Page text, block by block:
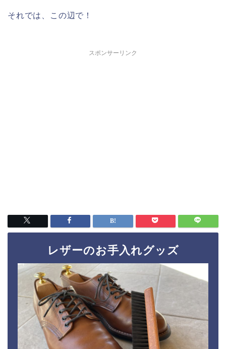
それでは、この辺で！
スポンサーリンク
レザーのお手入れグッズ